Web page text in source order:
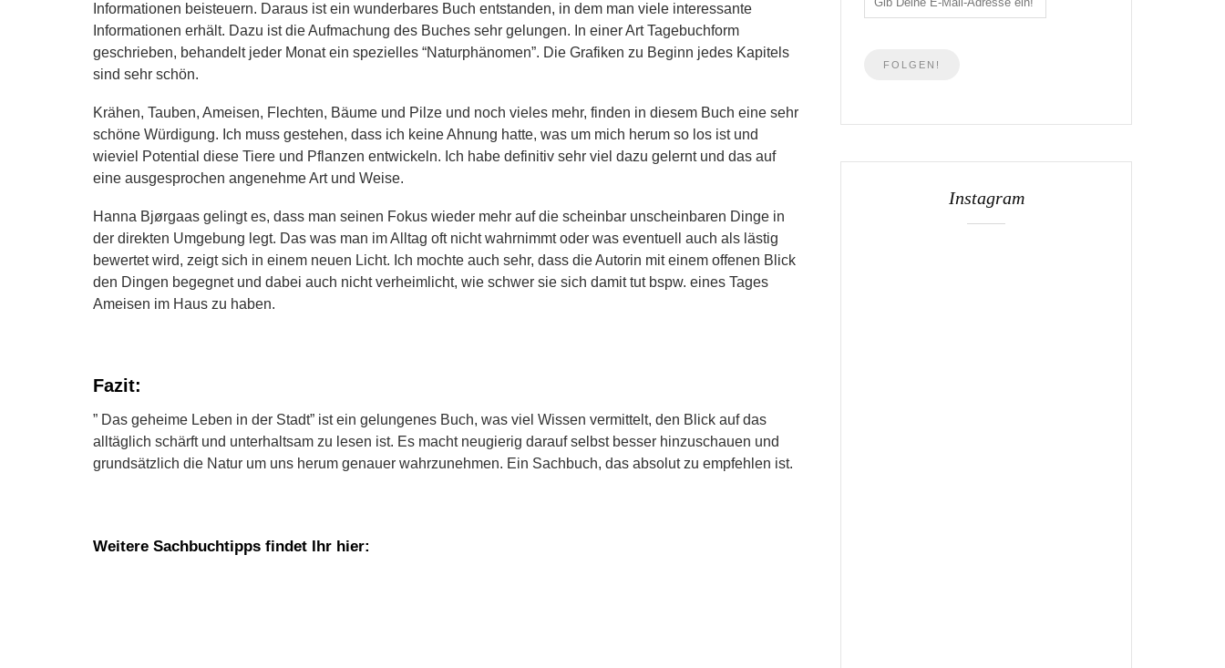
Informationen beisteuern. Daraus ist ein wunderbares Buch entstanden, in dem man viele interessante
Informationen erhält. Dazu ist die Aufmachung des Buches sehr gelungen. In einer Art Tagebuchform
geschrieben, behandelt jeder Monat ein spezielles “Naturphänomen”. Die Grafiken zu Beginn jedes Kapitels
sind sehr schön.
Krähen, Tauben, Ameisen, Flechten, Bäume und Pilze und noch vieles mehr, finden in diesem Buch eine sehr
schöne Würdigung. Ich muss gestehen, dass ich keine Ahnung hatte, was um mich herum so los ist und
wieviel Potential diese Tiere und Pflanzen entwickeln. Ich habe definitiv sehr viel dazu gelernt und das auf
eine ausgesprochen angenehme Art und Weise.
Hanna Bjørgaas gelingt es, dass man seinen Fokus wieder mehr auf die scheinbar unscheinbaren Dinge in
der direkten Umgebung legt. Das was man im Alltag oft nicht wahrnimmt oder was eventuell auch als lästig
bewertet wird, zeigt sich in einem neuen Licht. Ich mochte auch sehr, dass die Autorin mit einem offenen Blick
den Dingen begegnet und dabei auch nicht verheimlicht, wie schwer sie sich damit tut bspw. eines Tages
Ameisen im Haus zu haben.
Fazit:
” Das geheime Leben in der Stadt” ist ein gelungenes Buch, was viel Wissen vermittelt, den Blick auf das
alltäglich schärft und unterhaltsam zu lesen ist. Es macht neugierig darauf selbst besser hinzuschauen und
grundsätzlich die Natur um uns herum genauer wahrzunehmen. Ein Sachbuch, das absolut zu empfehlen ist.
Weitere Sachbuchtipps findet Ihr hier:
Instagram